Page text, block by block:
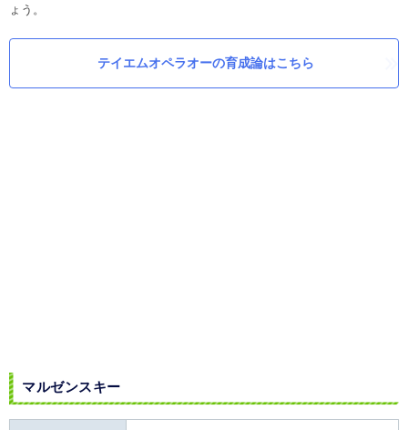
ょう。
テイエムオペラオーの育成論はこちら
マルゼンスキー